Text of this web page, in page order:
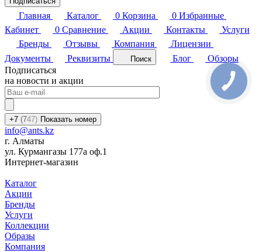
Главная Каталог 0 Корзина 0 Избранные
Кабинет
0 Сравнение Акции Контакты
Услуги
Бренды
Отзывы Компания
Лицензии
Документы
Реквизиты Поиск Блог
Обзоры
Подписаться
на новости и акции
+7 (747) Показать номер
info@ants.kz
г. Алматы
ул. Курмангазы 177а оф.1
Интернет-магазин
Каталог
Акции
Бренды
Услуги
Коллекции
Образы
Компания